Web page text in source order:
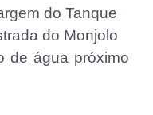
do Tanque
do Monjolo
de água próximo